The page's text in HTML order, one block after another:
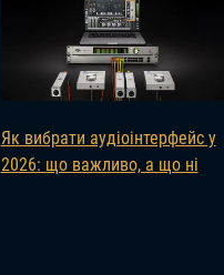
Як вибрати аудіоінтерфейс у
2026: що важливо, а що ні